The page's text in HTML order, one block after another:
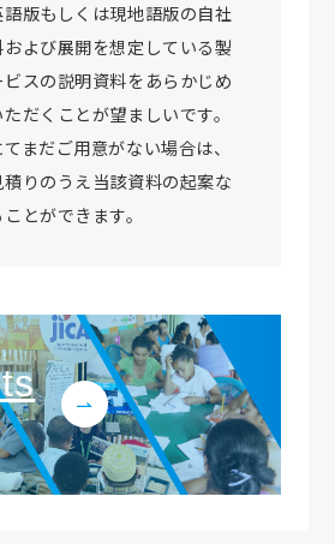
版もしくは現地語版の自社
および展開を想定している製
スの説明資料をあらかじめ
だくことが望ましいです。
まだご用意がない場合は、
りのうえ当該資料の起案な
とができます。